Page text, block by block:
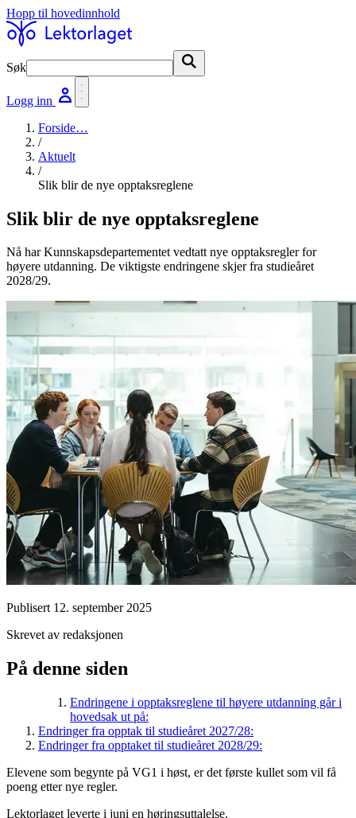
Hopp til hovedinnhold
Søk
Logg inn
Forside…
/
Aktuelt
/
Slik blir de nye opptaksreglene
Slik blir de nye opptaksreglene
Nå har Kunnskapsdepartementet vedtatt nye opptaksregler for
høyere utdanning. De viktigste endringene skjer fra studieåret
2028/29.
Publisert 12. september 2025
Skrevet av redaksjonen
På denne siden
Endringene i opptaksreglene til høyere utdanning går i
hovedsak ut på:
Endringer fra opptak til studieåret 2027/28:
Endringer fra opptaket til studieåret 2028/29:
Elevene som begynte på VG1 i høst, er det første kullet som vil få
poeng etter nye regler.
Lektorlaget leverte i juni en høringsuttalelse.